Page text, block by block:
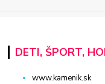
DETI, ŠPORT,
www.kamenik.sk